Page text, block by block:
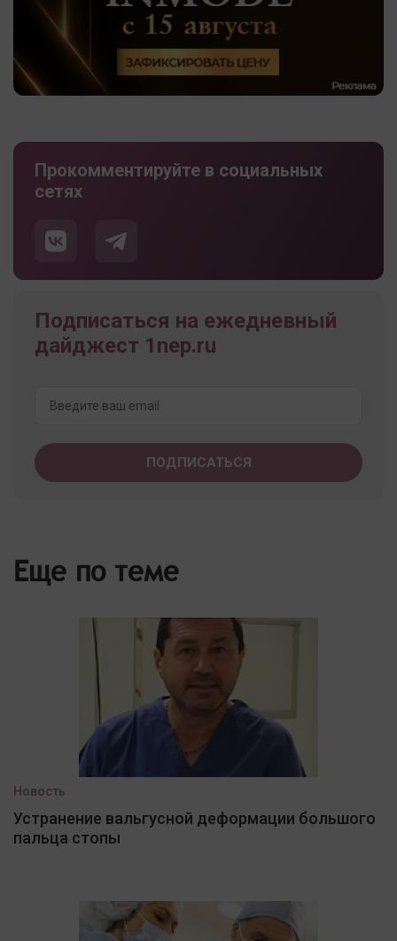
Прокомментируйте в социальных
сетях
Подписаться на ежедневный
дайджест 1nep.ru
Еще по теме
Новость
Устранение вальгусной деформации большого
пальца стопы